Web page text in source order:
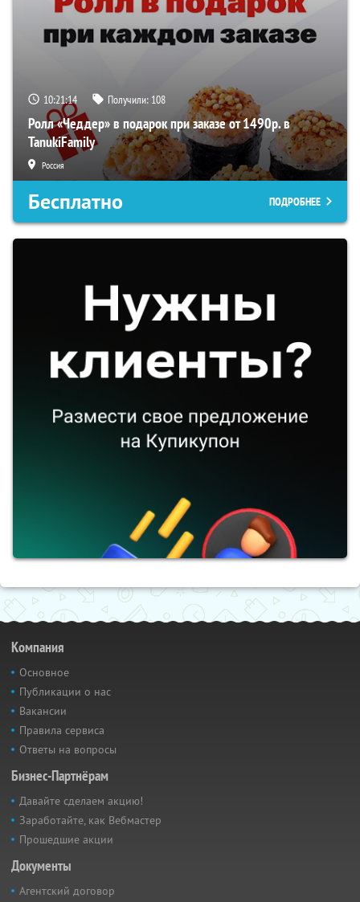
10:21:13 Получили: 108
Ролл «Чеддер» в подарок при заказе от 1490р. в
TanukiFamily
Россия
Бесплатно ПОДРОБНЕЕ
Компания
Основное
Публикации о нас
Вакансии
Правила сервиса
Ответы на вопросы
Бизнес-Партнёрам
Давайте сделаем акцию!
Заработайте, как Вебмастер
Прошедшие акции
Документы
Агентский договор